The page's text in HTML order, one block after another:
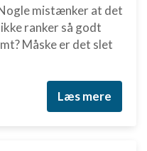
mistænker at det
ranker så godt
Måske er det slet
Læs mere